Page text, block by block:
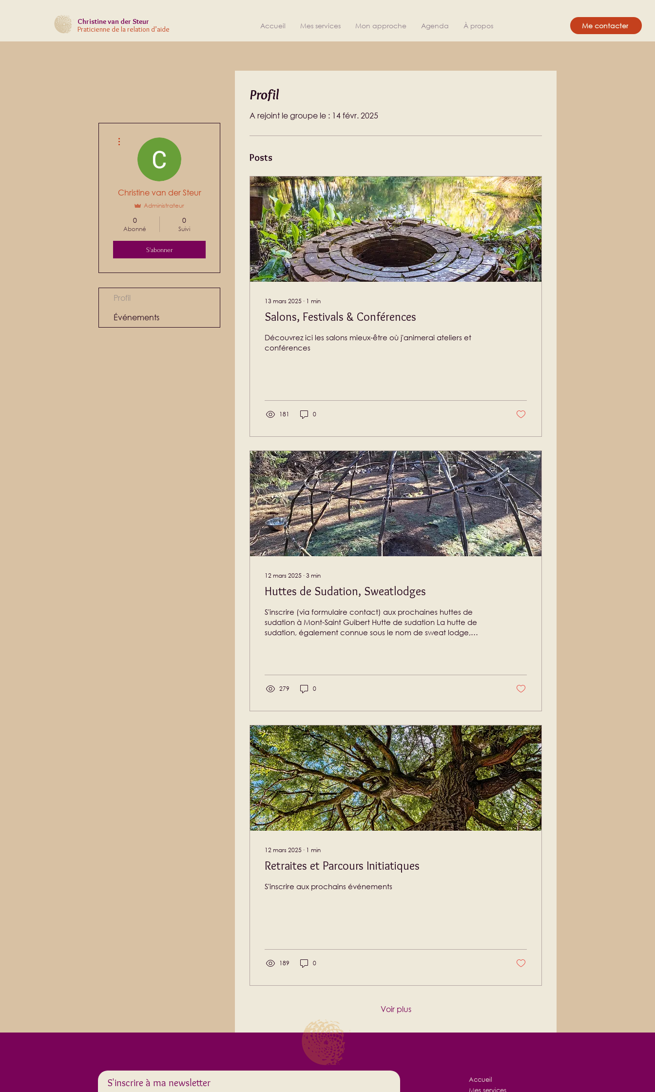
Christinevan der Steur
Praticienne de la relation d’aide
Accueil Mes services Mon approche Agenda À propos Me contacter
Profil
A rejoint le groupe le : 14 févr. 2025
Posts
13 mars 2025 ∙ 1 min
Salons, Festivals & Conférences
Découvrez ici les salons mieux-être où j'animerai ateliers et
conférences
181 0
12 mars 2025 ∙3 min
Huttes de Sudation, Sweatlodges
S'inscrire (via formulaire contact) aux prochaines huttes de
sudation à Mont-Saint Guibert Hutte de sudation La hutte de
sudation, également connue sous le nom de sweat lodge,
cérémoniel qui fait partie intégrante du mode de vie des cultures
amérindiennes. Structure et Rituel La cérémonie s’appuie sur...
279 0
12 mars 2025 ∙ 1 min
Retraites et Parcours Initiatiques
S'inscrire aux prochains événements
189 0
Voir plus
Christine van der Steur
Administrateur
0
Abonné
0
Suivi
S'abonner
Profil
Événements
S'inscrire à ma newsletter
Accueil
Mes services